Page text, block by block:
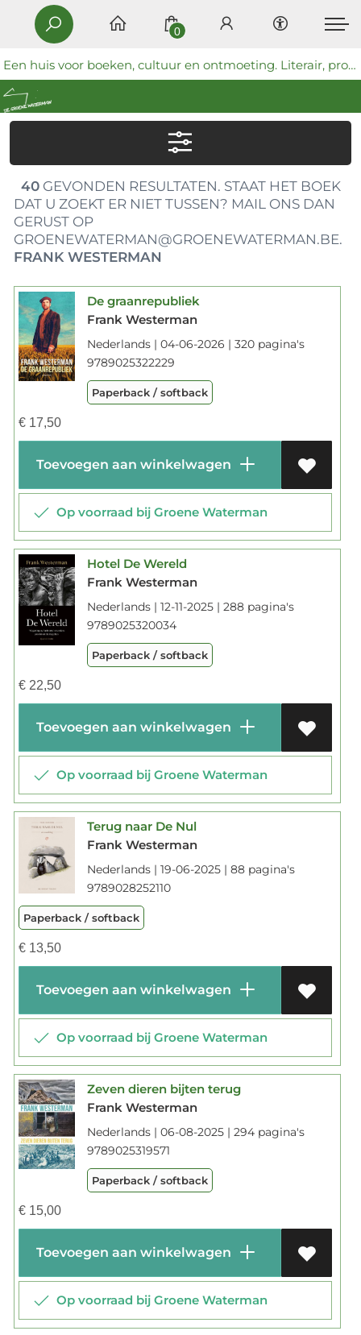
Een huis voor boeken, cultuur en ontmoeting. Literair, progressief en coöperatief.
0
40GEVONDEN RESULTATEN. STAAT HET BOEK
DAT U ZOEKT ER NIET TUSSEN? MAIL ONS DAN
GERUST OP
GROENEWATERMAN@GROENEWATERMAN.BE.
FRANK WESTERMAN
De graanrepubliek
Frank Westerman
Nederlands | 04-06-2026 | 320 pagina's
9789025322229
Paperback / softback
€17,50
Toevoegen aan winkelwagen
Op voorraad bij Groene Waterman
Hotel De Wereld
Frank Westerman
Nederlands | 12-11-2025 | 288 pagina's
9789025320034
Paperback / softback
€22,50
Toevoegen aan winkelwagen
Op voorraad bij Groene Waterman
Terug naar De Nul
Frank Westerman
Nederlands | 19-06-2025 | 88 pagina's
9789028252110
Paperback / softback
€13,50
Toevoegen aan winkelwagen
Op voorraad bij Groene Waterman
Zeven dieren bijten terug
Frank Westerman
Nederlands | 06-08-2025 | 294 pagina's
9789025319571
Paperback / softback
€15,00
Toevoegen aan winkelwagen
Op voorraad bij Groene Waterman